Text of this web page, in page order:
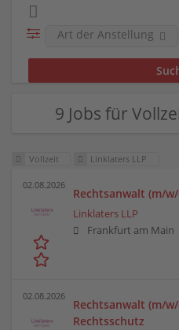
Art der Anstellung
9 Jobs für
Vollzeit Linklaters LLP
02.08.2026
Rechtsanwalt (m/
Linklaters LLP
Frankfurt am Main
02.08.2026
Rechtsanwalt (m/
Rechtsschutz